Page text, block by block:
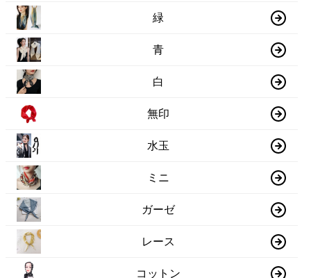
緑
青
白
無印
水玉
ミニ
ガーゼ
レース
コットン